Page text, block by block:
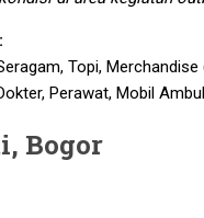
Topi,
Perawat, Mobil